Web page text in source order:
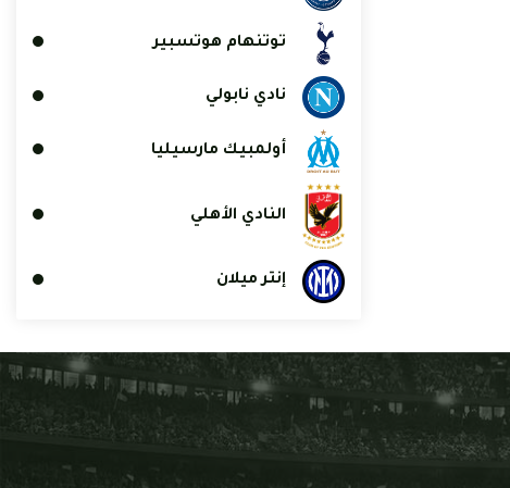
توتنهام هوتسبير
نادي نابولي
أولمبيك مارسيليا
النادي الأهلي
إنتر ميلان